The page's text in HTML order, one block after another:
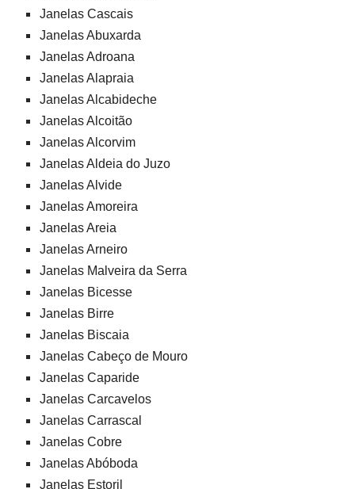
Janelas Cascais
Janelas Abuxarda
Janelas Adroana
Janelas Alapraia
Janelas Alcabideche
Janelas Alcoitão
Janelas Alcorvim
Janelas Aldeia do Juzo
Janelas Alvide
Janelas Amoreira
Janelas Areia
Janelas Arneiro
Janelas Malveira da Serra
Janelas Bicesse
Janelas Birre
Janelas Biscaia
Janelas Cabeço de Mouro
Janelas Caparide
Janelas Carcavelos
Janelas Carrascal
Janelas Cobre
Janelas Abóboda
Janelas Estoril